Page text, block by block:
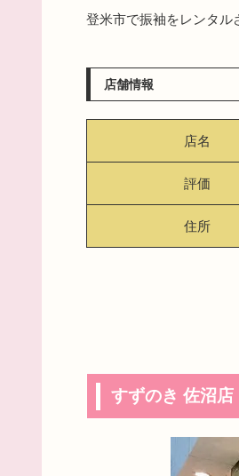
登米市で振袖をレンタル
店舗情報
店名
評価
住所
すずのき 佐沼店